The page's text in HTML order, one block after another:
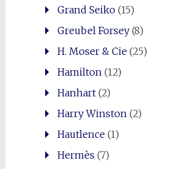
Grand Seiko(15)
Greubel Forsey(8)
H. Moser & Cie(25)
Hamilton(12)
Hanhart(2)
Harry Winston(2)
Hautlence(1)
Hermès (7)